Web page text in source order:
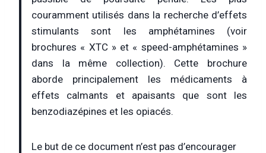
couramment utilisés dans la recherche d’effets
stimulants sont les amphétamines (voir
brochures « XTC » et « speed-amphétamines »
dans la même collection). Cette brochure
aborde principalement les médicaments à
effets calmants et apaisants que sont les
benzodiazépines et les opiacés.
Le but de ce document n’est pas d’encourager